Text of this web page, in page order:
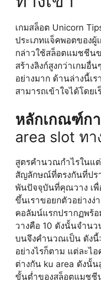
เกมสล็อต Unicorn
ประเภทแจ็คพอตของผู้
กล่าวใช้สล็อตแมชชีน
สร้างลิงก์สูงกว่าเกมอื่
อย่างมาก ด้านล่างนี้เ
สามารถเข้าใจได้โดย
หลักเกณฑ์ก
area slot ทา
สูตรคำนวณกำไรในแ
สัญลักษณ์ที่ตรงกันที่ปร
พันปัจจุบันที่คุณวาง เพื่
ขึ้นเราขอยกตัวอย่างง่
คอลัมน์แรกปรากฏพร้
วางคือ 10 ดังนั้นจำน
บนจึงคำนวณเป็น ดังนี้
อย่างไรก็ตาม แต่ละไ
ต่างกัน ku area ดังนั้
ขั้นต่ำของสล็อตแมชชี